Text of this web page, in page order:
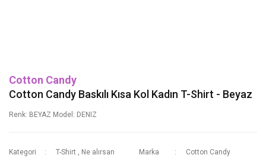
Cotton Candy
Cotton Candy Baskılı Kısa Kol Kadın T-Shirt - Beyaz
Renk: BEYAZ Model: DENIZ
Kategori T-Shirt , Ne alırsan
Marka Cotton Candy